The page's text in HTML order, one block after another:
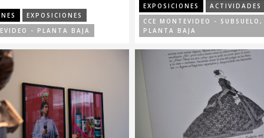
EXPOSICIONES
- PLANTA BAJA
EXPOSICIONES
ACTIVIDADES
CCE MONTEVIDEO -
PLANTA BAJA